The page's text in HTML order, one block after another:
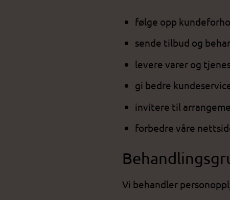
følge opp
sende tilbud og
levere varer og
gi bedre
invitere til
forbedre våre
Vi behandler